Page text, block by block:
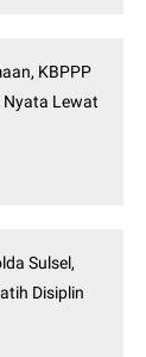
KBPPP
Nyata Lewat
Sulsel,
Disiplin